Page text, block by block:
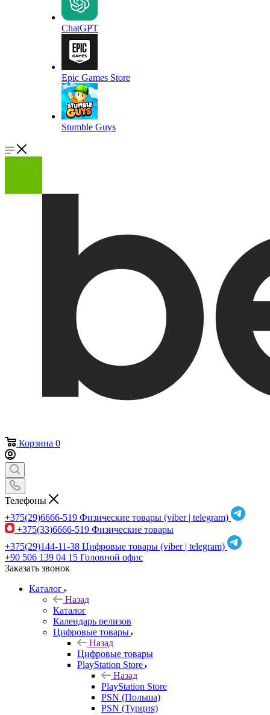
ChatGPT
Epic Games Store
Stumble Guys
Корзина 0
Телефоны
+375(29)6666-519 Физические товары (viber | telegram)
+375(33)6666-519 Физические товары
+375(29)144-11-38 Цифровые товары (viber | telegram)
+90 506 139 04 15 Головной офис
Заказать звонок
Каталог
Назад
Каталог
Календарь релизов
Цифровые товары
Назад
Цифровые товары
PlayStation Store
Назад
PlayStation Store
PSN (Польша)
PSN (Турция)